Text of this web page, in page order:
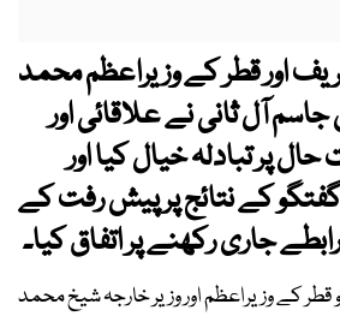
اور قطر کے وزیراعظم محمد
آل ثانی نے علاقائی اور
پر تبادلہ خیال کیا اور
کے نتائج پر پیش رفت کے
جاری رکھنے پر اتفاق کیا۔
کے وزیراعظم اور وزیر خارجہ شیخ محمد